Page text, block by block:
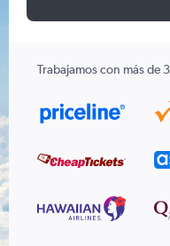
Trabajamos con más de